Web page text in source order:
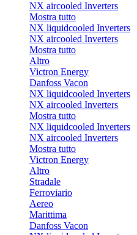
NX aircooled Inverters
Mostra tutto
NX liquidcooled Inverters
NX aircooled Inverters
Mostra tutto
Altro
Victron Energy
Danfoss Vacon
NX liquidcooled Inverters
NX aircooled Inverters
Mostra tutto
NX liquidcooled Inverters
NX aircooled Inverters
Mostra tutto
Victron Energy
Altro
Stradale
Ferroviario
Aereo
Marittima
Danfoss Vacon